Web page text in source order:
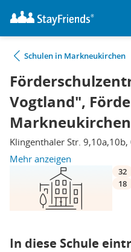
Schulen in Markneukirchen
Vogtland",
Markneukirchen
Klingenthaler Str.
Mehr anzeigen
32
18
In diese Schule